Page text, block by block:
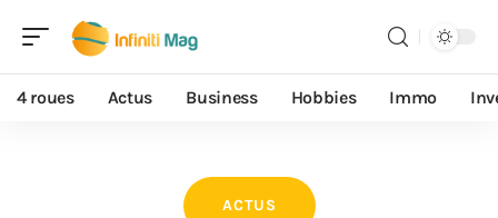
4 roues Actus Business Hobbies Immo
ACTUS